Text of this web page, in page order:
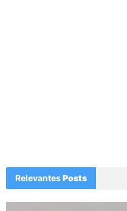
RelevantesPosts